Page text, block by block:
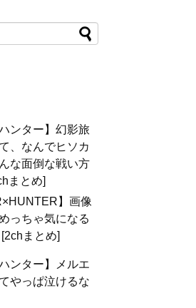
ンター】幻影旅
、なんでヒソカ
な面倒な戦い方
まとめ]
】画像
っちゃ気になる
まとめ]
ンター】メルエ
やっぱ泣けるな